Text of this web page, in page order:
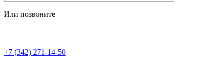
Или позвоните
+7 (342) 271-14-50